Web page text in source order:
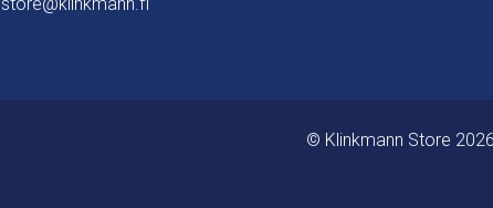
store@klinkmann.fi
© Klinkmann Store 2026